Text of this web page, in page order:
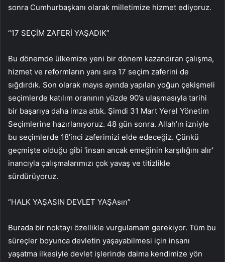
sonra Cumhurbaşkanı olarak milletimize hizmet ediyoruz.
“17 SEÇİM ZAFERİ YAŞADIK”
Bu dönemde ülkemize yeni bir dönem kazandıran çalışma,
hizmet ve reformların yanı sıra 17 seçim zaferini de
sığdırdık. Son olarak mayıs ayında yapılan yoğun çekişmeli
seçimlerde katılım oranının yüzde 90’a ulaşmasıyla tarihi
bir başarıya daha imza attık. Şimdi 31 Mart Yerel Yönetim
Seçimlerine hazırlanıyoruz. 48 gün sonra. Allah’ın izniyle
bu seçimlerde 18’inci zaferimizi elde edeceğiz. Çünkü
geçmişte olduğu gibi ‘insan ancak emeğinin karşılığını alır’
inancıyla çalışmalarımızı çok yavaş ve titizlikle
sürdürüyoruz.
“HALK YAŞASIN DEVLET YAŞAsın”
Burada bir noktayı özellikle vurgulamam gerekiyor. Tüm bu
süreçler boyunca devletin yaşayabilmesi için insanı
yaşatma ilkesiyle devlet işlerinde daima kendimize yön